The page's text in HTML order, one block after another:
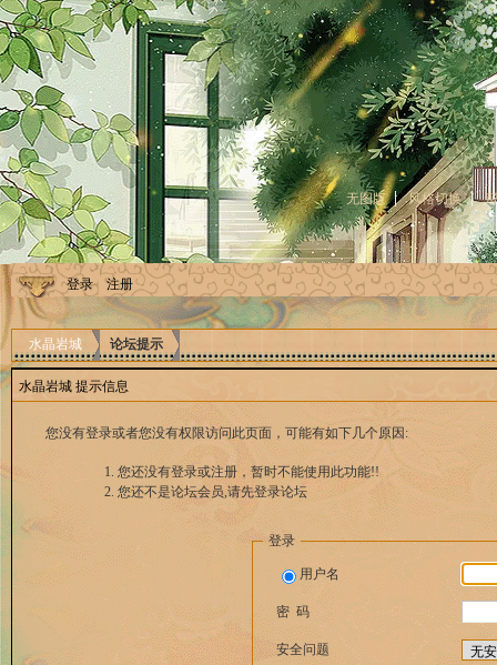
无图版 风格切换
登录 注册
水晶岩城 论坛提示
水晶岩城 提示信息
您没有登录或者您没有权限访问此页面，可能有如下几个原因:
您还没有登录或注册，暂时不能使用此功能!!
您还不是论坛会员,请先登录论坛
登录
用户名
密 码
安全问题